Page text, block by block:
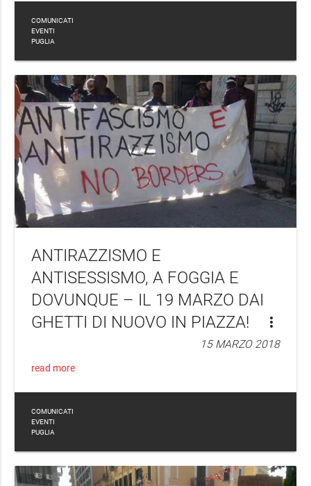
COMUNICATI
EVENTI
PUGLIA
ANTIRAZZISMO E
ANTISESSISMO, A FOGGIA E
DOVUNQUE – IL 19 MARZO DAI
GHETTI DI NUOVO IN PIAZZA!
more_vert
15 MARZO 2018
read more
COMUNICATI
EVENTI
PUGLIA